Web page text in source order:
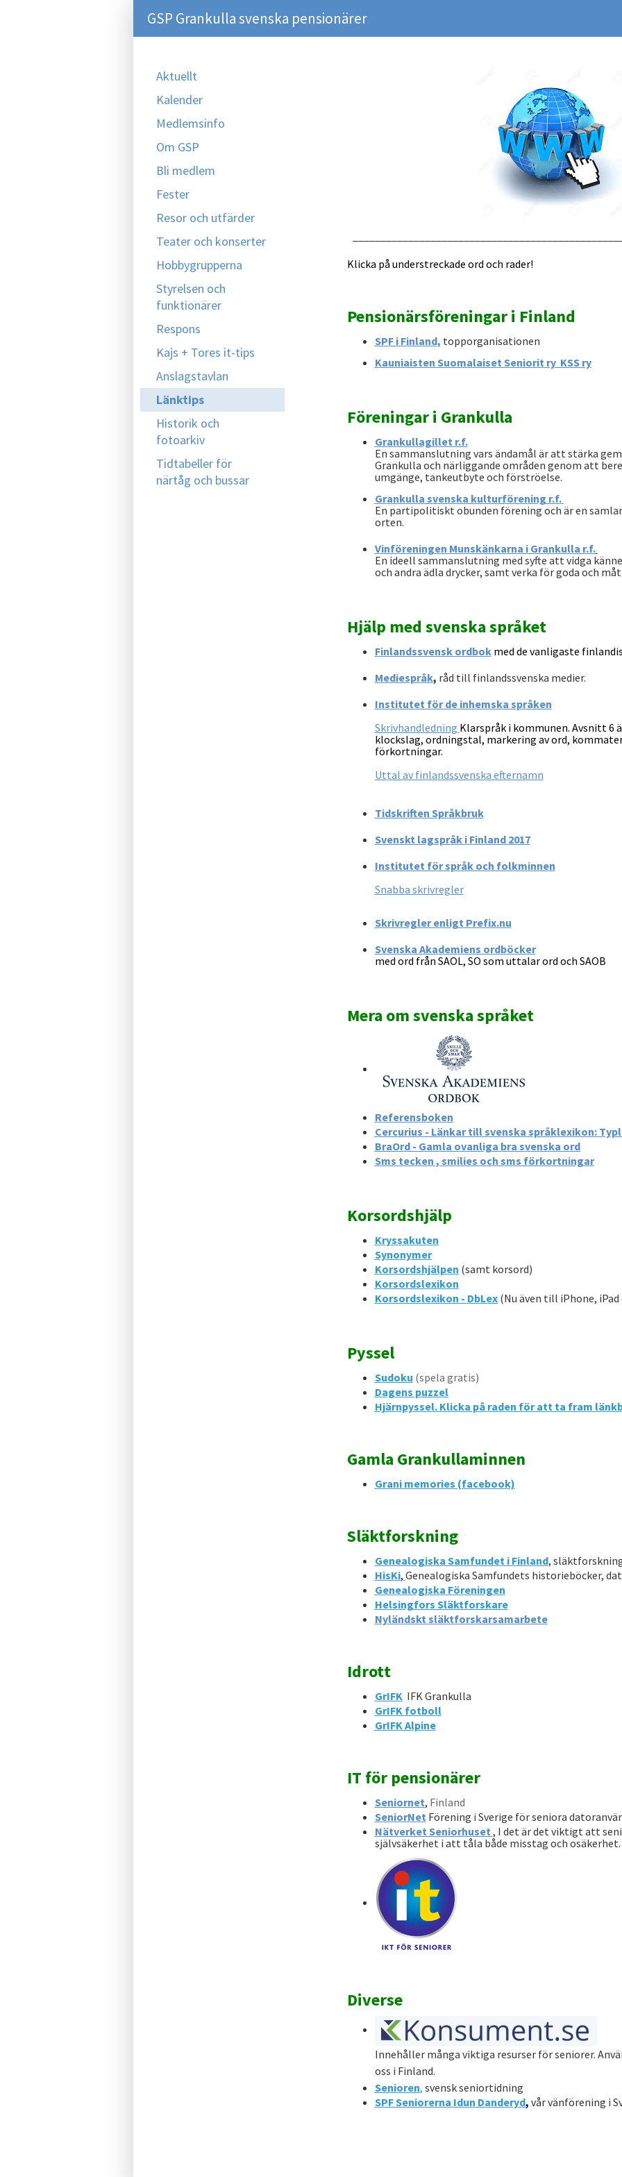
GSP Grankulla svenska pensionärer
Aktuellt
Kalender
Medlemsinfo
Om GSP
Bli medlem
Fester
Resor och utfärder
Teater och konserter
Hobbygrupperna
Styrelsen och
funktionärer
Respons
Kajs + Tores it-tips
Anslagstavlan
Länktips
Historik och
fotoarkiv
Tidtabeller för
närtåg och bussar
Klicka på understreckade ord och rader!
Pensionärsföreningar i Finland
SPF i Finland, topporganisationen
Kauniaisten Suomalaiset Seniorit ry KSS ry
Föreningar i Grankulla
Grankullagillet r.f.
En sammanslutning vars ändamål är att stärka
Grankulla och närliggande områden genom att
umgänge, tankeutbyte och förströelse.
Grankulla svenska kulturförening r.f.
En partipolitiskt obunden förening och är en
orten.
Vinföreningen Munskänkarna i Grankulla r.f.
En ideell sammanslutning med syfte att vidga
och andra ädla drycker, samt verka för goda och
Hjälp med svenska språket
Finlandssvensk ordbok med de vanligaste
Mediespråk, råd till finlandssvenska medier.
Institutet för de inhemska språken
Skrivhandledning Klarspråk i kommunen. Avsnitt 6
klockslag, ordningstal, markering av ord,
förkortningar.
Uttal av finlandssvenska efternamn
Tidskriften Språkbruk
Svenskt lagspråk i Finland 2017
Institutet för språk och folkminnen
Snabba skrivregler
Skrivregler enligt Prefix.nu
Svenska Akademiens ordböcker
med ord från SAOL, SO som uttalar ord och SAOB
Mera om svenska språket
Referensboken
Cercurius - Länkar till svenska språklexikon:
BraOrd - Gamla ovanliga bra svenska ord
Sms tecken , smilies och sms förkortningar
Korsordshjälp
Kryssakuten
Synonymer
Korsordshjälpen (samt korsord)
Korsordslexikon
Korsordslexikon - DbLex (Nu även till iPhone, iPad
​Pyssel
Sudoku (spela gratis)
Dagens puzzel
Hjärnpyssel. Klicka på raden för att ta fram
Gamla Grankullaminnen
Grani memories (facebook)
Släktforskning
Genealogiska Samfundet i Finland,
HisKi, Genealogiska Samfundets historieböcker,
Genealogiska Föreningen
Helsingfors Släktforskare
Nyländskt släktforskarsamarbete
Idrott
GrIFK IFK Grankulla
GrIFK fotboll
GrIFK Alpine
IT för pensionärer
Seniornet, Finland
SeniorNet Förening i Sverige för seniora
Nätverket Seniorhuset , I det är det viktigt att
självsäkerhet i att tåla både misstag och osäkerhet.
Diverse
Innehåller många viktiga resurser för seniorer.
oss i Finland.
Senioren, svensk seniortidning
SPF Seniorerna Idun Danderyd, vår vänförening i